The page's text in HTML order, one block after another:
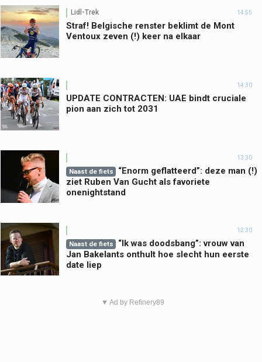
Lidl-Trek 14:55
Straf! Belgische renster beklimt de Mont
Ventoux zeven (!) keer na elkaar
14:30
UPDATE CONTRACTEN: UAE bindt cruciale
pion aan zich tot 2031
13:30
Naast de fiets
“Enorm geflatteerd”: deze man (!)
ziet Ruben Van Gucht als favoriete
onenightstand
12:30
Naast de fiets
“Ik was doodsbang”: vrouw van
Jan Bakelants onthult hoe slecht hun eerste
date liep
▼ Ad by Refinery89